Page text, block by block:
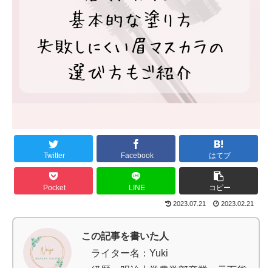
Twitter Facebook はてブ
Pocket LINE コピー
2023.07.21 2023.02.21
この記事を書いた人
ライター名：Yuki